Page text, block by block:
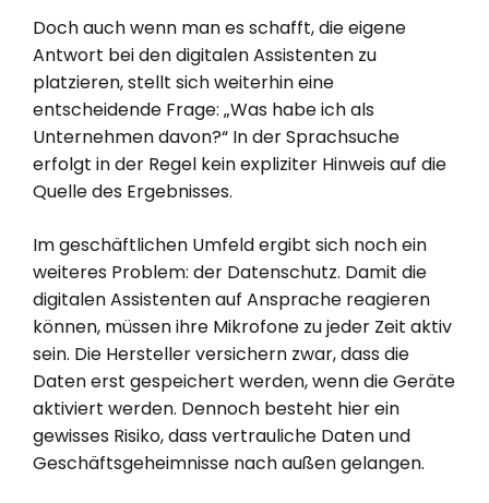
Doch auch wenn man es schafft, die eigene
Antwort bei den digitalen Assistenten zu
platzieren, stellt sich weiterhin eine
entscheidende Frage: „Was habe ich als
Unternehmen davon?“ In der Sprachsuche
erfolgt in der Regel kein expliziter Hinweis auf die
Quelle des Ergebnisses.
Im geschäftlichen Umfeld ergibt sich noch ein
weiteres Problem: der Datenschutz. Damit die
digitalen Assistenten auf Ansprache reagieren
können, müssen ihre Mikrofone zu jeder Zeit aktiv
sein. Die Hersteller versichern zwar, dass die
Daten erst gespeichert werden, wenn die Geräte
aktiviert werden. Dennoch besteht hier ein
gewisses Risiko, dass vertrauliche Daten und
Geschäftsgeheimnisse nach außen gelangen.